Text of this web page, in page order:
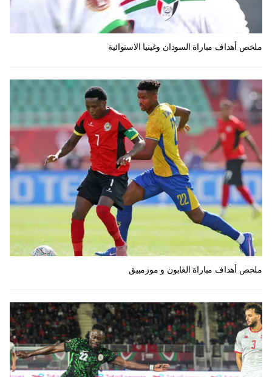
ملخص أهداف مباراة السودان وغينيا الاستوائية
ملخص أهداف مباراة الغابون و موزمبيق